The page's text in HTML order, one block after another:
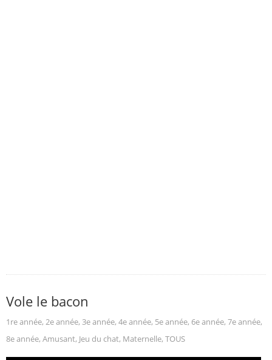
Vole le bacon
1re année, 2e année, 3e année, 4e année, 5e année, 6e année, 7e année,
8e année, Amusant, Jeu du chat, Maternelle, TOUS